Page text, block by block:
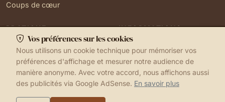
Coups de cœur
PRATIQUE
Ma localisation
Gérer mes cookies
INFORMATIONS
Contact
Vos préférences sur les cookies
Nous utilisons un cookie technique pour mémoriser vos
préférences d'affichage et mesurer notre audience de
manière anonyme. Avec votre accord, nous affichons aussi
des publicités via Google AdSense. En savoir plus